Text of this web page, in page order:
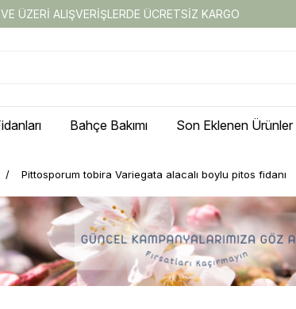
ÜZERİ ALIŞVERİŞLERDE ÜCRETSİZ KARGO
Bahçe Bakımı Son Eklenen Ürünler
Pittosporum tobira Variegata alacalı boylu pitos fidanı